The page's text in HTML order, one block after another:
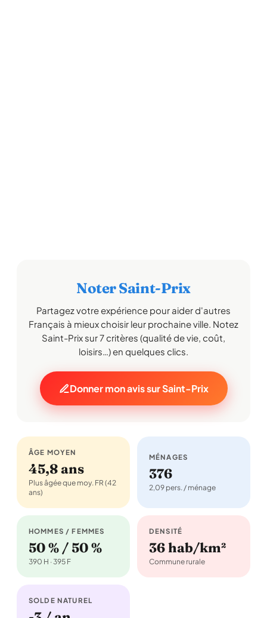
Noter Saint-Prix
Partagez votre expérience pour aider d'autres
Français à mieux choisir leur prochaine ville. Notez
Saint-Prix sur 7 critères (qualité de vie, coût,
loisirs…) en quelques clics.
Donner mon avis sur Saint-Prix
ÂGE MOYEN
45,8 ans
Plus âgée que moy. FR (42
ans)
MÉNAGES
376
2,09 pers. / ménage
HOMMES / FEMMES
50 % / 50 %
390 H · 395 F
DENSITÉ
36 hab/km²
Commune rurale
SOLDE NATUREL